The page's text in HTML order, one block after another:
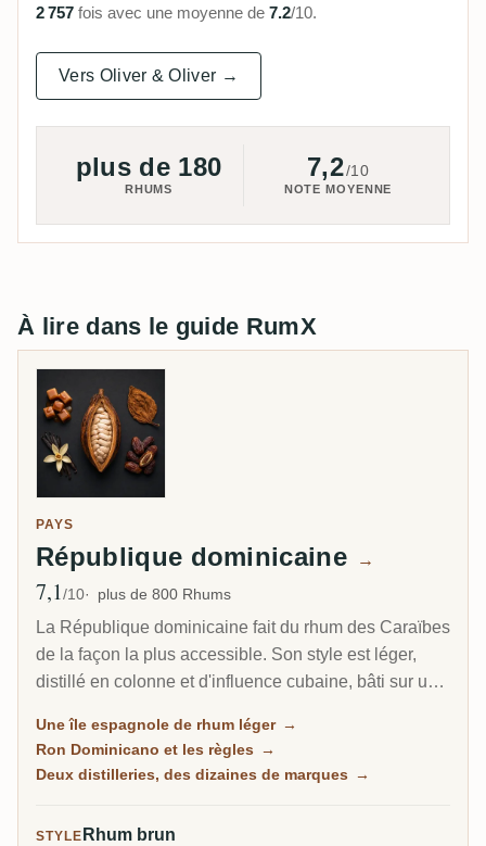
2 757 fois avec une moyenne de 7.2/10.
Vers Oliver & Oliver →
plus de 180
RHUMS
7,2/10
NOTE MOYENNE
À lire dans le guide RumX
PAYS
République dominicaine →
Note moyenne
7,1/10 plus de 800 Rhums
La République dominicaine fait du rhum des Caraïbes
de la façon la plus accessible. Son style est léger,
distillé en colonne et d'influence cubaine, bâti sur un
sur le funk lourd de la Jamaïque ou de la Guyane.
Des dizaines de marques familières remplissent les
Une île espagnole de rhum léger →
Ron Dominicano et les règles →
Deux distilleries, des dizaines de marques →
STYLE Rhum brun